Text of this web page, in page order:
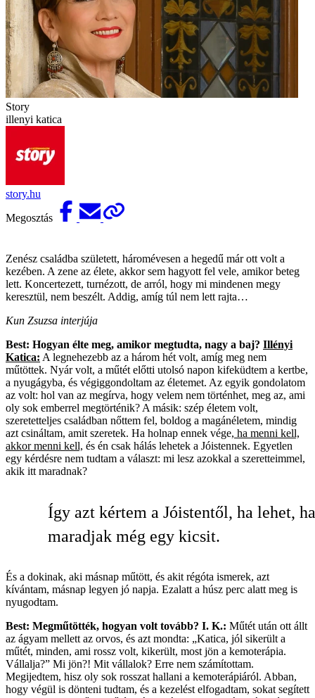
Story
illenyi katica
story.hu
Megosztás
Zenész családba született, háromévesen a hegedű már ott volt a
kezében. A zene az élete, akkor sem hagyott fel vele, amikor beteg
lett. Koncertezett, turnézott, de arról, hogy mi mindenen megy
keresztül, nem beszélt. Addig, amíg túl nem lett rajta…
Kun Zsuzsa interjúja
Best: Hogyan élte meg, amikor megtudta, nagy a baj? Illényi
Katica: A legnehezebb az a három hét volt, amíg meg nem
műtöttek. Nyár volt, a műtét előtti utolsó napon kifeküdtem a kertbe,
a nyugágyba, és végiggondoltam az életemet. Az egyik gondolatom
az volt: hol van az megírva, hogy velem nem történhet, meg az, ami
oly sok emberrel megtörténik? A másik: szép életem volt,
szeretetteljes családban nőttem fel, boldog a magánéletem, mindig
azt csináltam, amit szeretek. Ha holnap ennek vége, ha menni kell,
akkor menni kell, és én csak hálás lehetek a Jóistennek. Egyetlen
egy kérdésre nem tudtam a választ: mi lesz azokkal a szeretteimmel,
akik itt maradnak?
Így azt kértem a Jóistentől, ha lehet,
maradjak még egy kicsit.
És a dokinak, aki másnap műtött, és akit régóta ismerek, azt
kívántam, másnap legyen jó napja. Ezalatt a húsz perc alatt meg is
nyugodtam.
Best: Megműtötték, hogyan volt tovább? I. K.: Műtét után ott állt
az ágyam mellett az orvos, és azt mondta: „Katica, jól sikerült a
műtét, minden, ami rossz volt, kikerült, most jön a kemoterápia.
Vállalja?” Mi jön?! Mit vállalok? Erre nem számítottam.
Megijedtem, hisz oly sok rosszat hallani a kemoterápiáról. Abban,
hogy végül is dönteni tudtam, és a kezelést elfogadtam, sokat segített